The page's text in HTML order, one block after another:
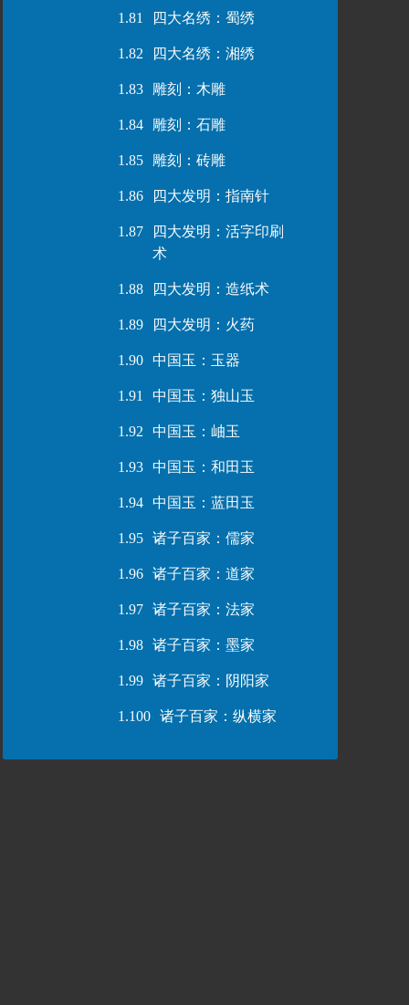
1.81 四大名绣：蜀绣
1.82 四大名绣：湘绣
1.83 雕刻：木雕
1.84 雕刻：石雕
1.85 雕刻：砖雕
1.86 四大发明：指南针
1.87
四大发明：活字印刷
术
1.88 四大发明：造纸术
1.89 四大发明：火药
1.90 中国玉：玉器
1.91 中国玉：独山玉
1.92 中国玉：岫玉
1.93 中国玉：和田玉
1.94 中国玉：蓝田玉
1.95 诸子百家：儒家
1.96 诸子百家：道家
1.97 诸子百家：法家
1.98 诸子百家：墨家
1.99 诸子百家：阴阳家
1.100 诸子百家：纵横家